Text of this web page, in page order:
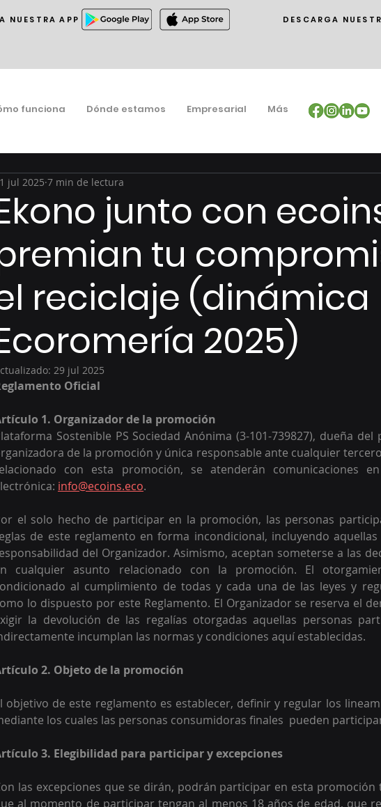
NUESTRA APP DESCARGA
funciona Dónde estamos Empresarial Más
junto con
tu
reciclaje (dinámica
2025)
jul 2025 7 min de lectura
29 jul 2025
Oficial
1. Organizador de la promoción
Sostenible PS Sociedad Anónima (3-101-739827), dueña
de la promoción y única responsable ante cualquier
con esta promoción, se atenderán comunicaciones
info@ecoins.eco.
el solo hecho de participar en la promoción, las personas
de este reglamento en forma incondicional, incluyendo
del Organizador. Asimismo, aceptan someterse a las
cualquier asunto relacionado con la promoción. El
al cumplimiento de todas y cada una de las leyes y
lo dispuesto por este Reglamento. El Organizador se reserva el
la devolución de las regalías otorgadas aquellas personas
incumplan las normas y condiciones aquí establecidas.
2. Objeto de la promoción
objetivo de este reglamento es establecer, definir y regular los
los cuales las personas consumidoras finales  pueden
3. Elegibilidad para participar y excepciones
las excepciones que se dirán, podrán participar en esta promoción
al momento de participar tengan al menos 18 años de edad, que